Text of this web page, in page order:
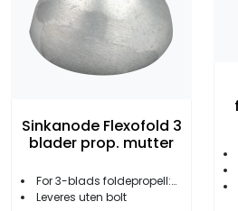
Sinkanode Flexofold 3
blader prop. mutter
For 3-blads foldepropell:Ø utvendig: 67 mm
Leveres uten bolt